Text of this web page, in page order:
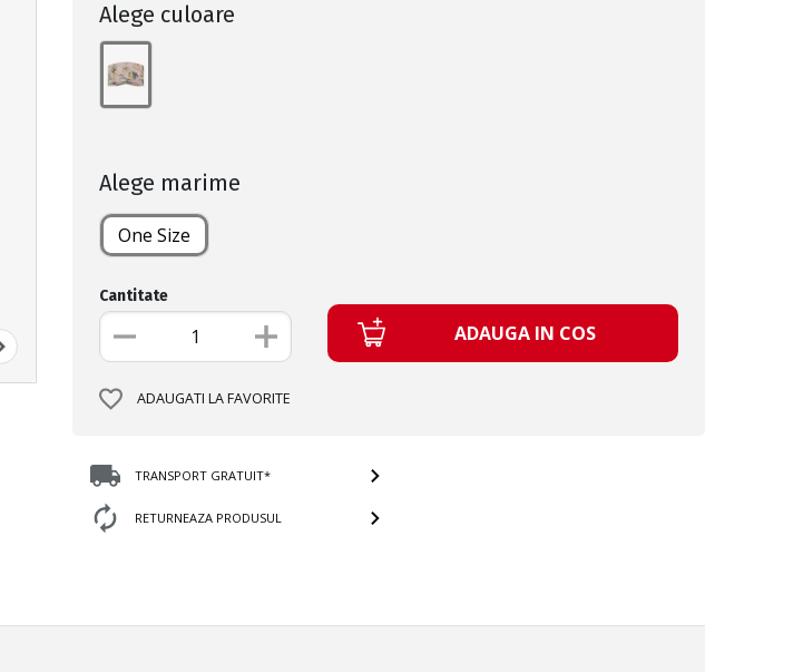
Alege culoare
Alege marime
One Size
Cantitate
ADAUGA IN COS
ADAUGATI LA FAVORITE
TRANSPORT GRATUIT*
RETURNEAZA PRODUSUL